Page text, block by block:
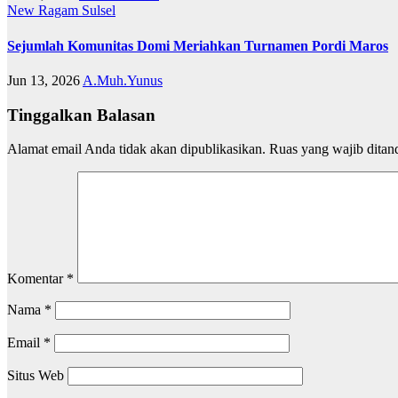
New Ragam Sulsel
Sejumlah Komunitas Domi Meriahkan Turnamen Pordi Maros
Jun 13, 2026 A.Muh.Yunus
Tinggalkan Balasan
Alamat email Anda tidak akan dipublikasikan. Ruas yang wajib
Komentar *
Nama *
Email *
Situs Web